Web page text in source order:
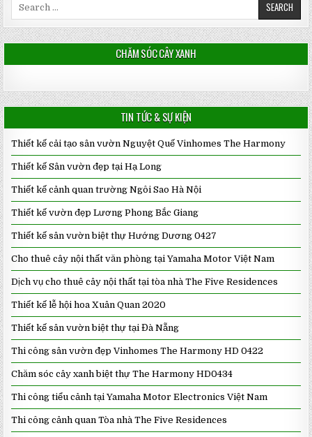
CHĂM SÓC CÂY XANH
TIN TỨC & SỰ KIỆN
Thiết kế cải tạo sân vườn Nguyệt Quế Vinhomes The Harmony
Thiết kế Sân vườn đẹp tại Hạ Long
Thiết kế cảnh quan trường Ngôi Sao Hà Nội
Thiết kế vườn đẹp Lương Phong Bắc Giang
Thiết kế sân vườn biệt thự Hướng Dương 0427
Cho thuê cây nội thất văn phòng tại Yamaha Motor Việt Nam
Dịch vụ cho thuê cây nội thất tại tòa nhà The Five Residences
Thiết kế lễ hội hoa Xuân Quan 2020
Thiết kế sân vườn biệt thự tại Đà Nẵng
Thi công sân vườn đẹp Vinhomes The Harmony HD 0422
Chăm sóc cây xanh biệt thự The Harmony HD0434
Thi công tiểu cảnh tại Yamaha Motor Electronics Việt Nam
Thi công cảnh quan Tòa nhà The Five Residences